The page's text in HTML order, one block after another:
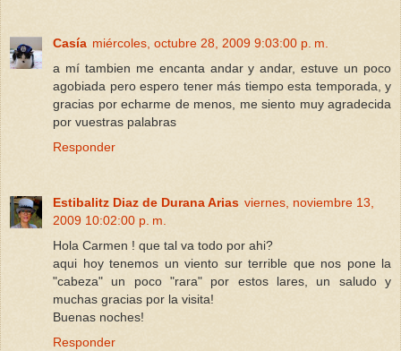
Casía miércoles, octubre 28, 2009 9:03:00 p. m.
a mí tambien me encanta andar y andar, estuve un poco
agobiada pero espero tener más tiempo esta temporada, y
gracias por echarme de menos, me siento muy agradecida
por vuestras palabras
Responder
Estibalitz Diaz de Durana Arias viernes, noviembre 13,
2009 10:02:00 p. m.
Hola Carmen ! que tal va todo por ahi?
aqui hoy tenemos un viento sur terrible que nos pone la
"cabeza" un poco "rara" por estos lares, un saludo y
muchas gracias por la visita!
Buenas noches!
Responder